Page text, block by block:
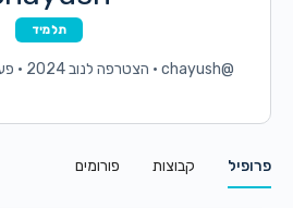
תלמיד
@chayush
• הצטרפה לנוב 2024 •
פרופיל קבוצות פורומים